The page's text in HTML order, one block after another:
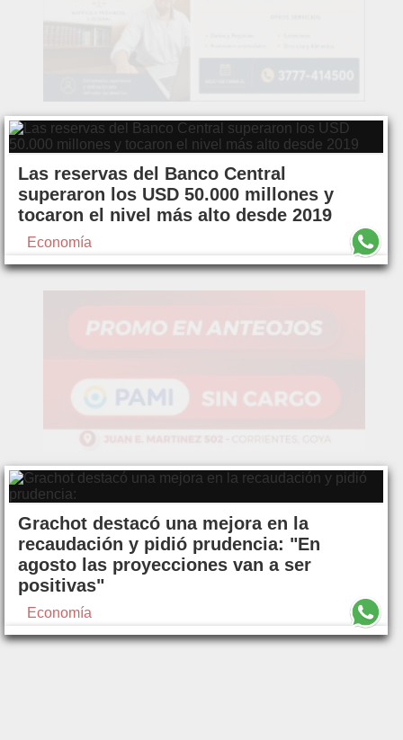
Las reservas del Banco Central
superaron los USD 50.000 millones y
tocaron el nivel más alto desde 2019
Economía
Grachot destacó una mejora en la
recaudación y pidió prudencia: "En
agosto las proyecciones van a ser
positivas"
Economía